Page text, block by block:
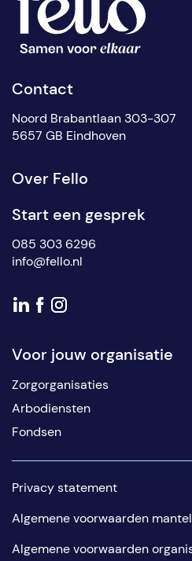
Contact
Noord Brabantlaan 303-307
5657 GB Eindhoven
Over Fello
Start een gesprek
085 303 6296
info@fello.nl
Voor jouw organisatie
Zorgorganisaties
Arbodiensten
Fondsen
Privacy statement
Algemene voorwaarden
Algemene voorwaarden